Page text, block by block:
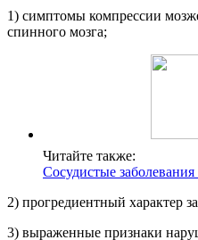
1) симптомы компрессии
спинного мозга;
Читайте также:
Сосудистые
2) прогредиентный характер
3) выраженные признаки